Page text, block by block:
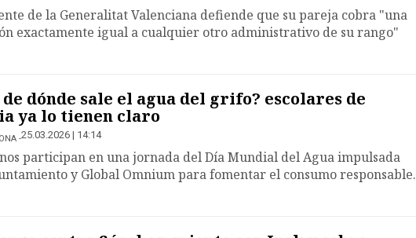
de la Generalitat Valenciana defiende que su pareja cobra "una
exactamente igual a cualquier otro administrativo de su rango"
de dónde sale el agua del grifo? escolares de
ya lo tienen claro
25.03.2026 | 14:14
participan en una jornada del Día Mundial del Agua impulsada
y Global Omnium para fomentar el consumo responsable.